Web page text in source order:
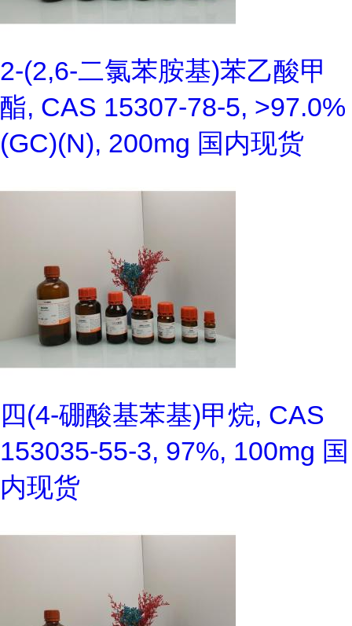
2-(2,6-二氯苯胺基)苯乙酸甲
酯, CAS 15307-78-5, >97.0%
(GC)(N), 200mg 国内现货
四(4-硼酸基苯基)甲烷, CAS
153035-55-3, 97%, 100mg 国
内现货